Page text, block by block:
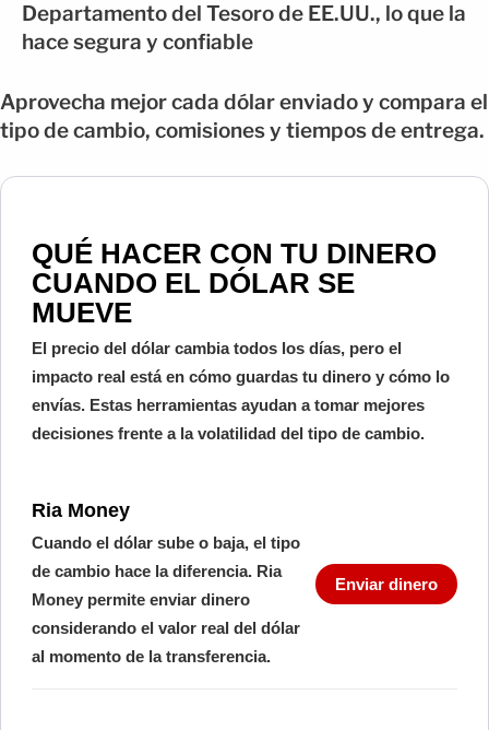
Departamento del Tesoro de EE.UU., lo que la
hace segura y confiable
Aprovecha mejor cada dólar enviado y compara el
tipo de cambio, comisiones y tiempos de entrega.
QUÉ HACER CON TU DINERO
CUANDO EL DÓLAR SE
MUEVE
El precio del dólar cambia todos los días, pero el
impacto real está en cómo guardas tu dinero y cómo lo
envías. Estas herramientas ayudan a tomar mejores
decisiones frente a la volatilidad del tipo de cambio.
Ria Money
Cuando el dólar sube o baja, el tipo
de cambio hace la diferencia. Ria
Money permite enviar dinero
considerando el valor real del dólar
al momento de la transferencia.
Enviar dinero